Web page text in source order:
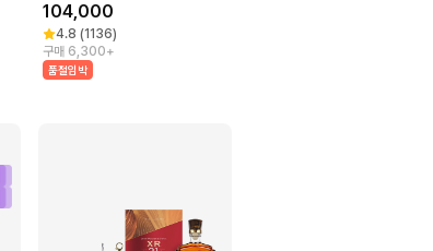
104,000
4.8 (1136)
구매 6,300+
품절임박